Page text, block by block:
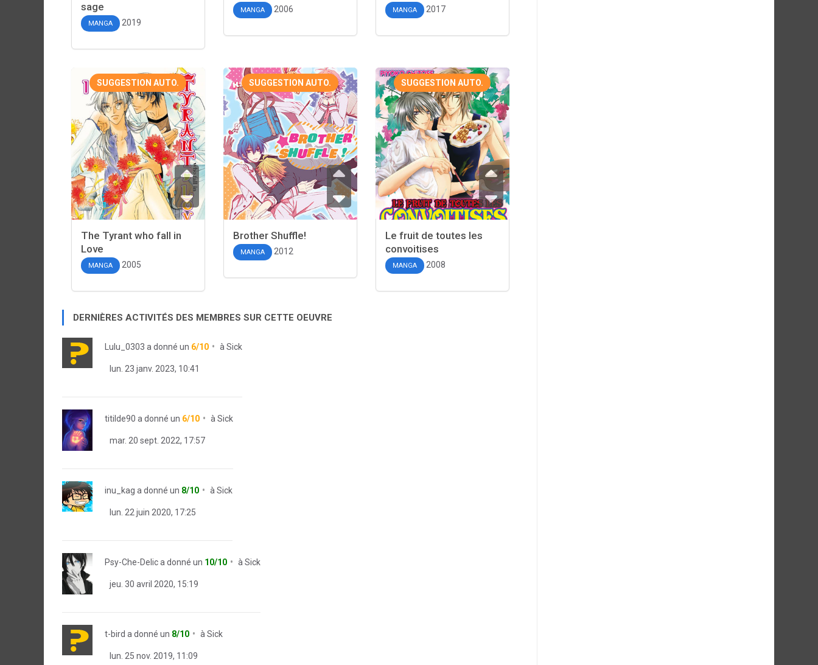
sage
MANGA 2019
MANGA 2006 MANGA 2017
SUGGESTION AUTO.
The Tyrant who fall in
Love
MANGA 2005
SUGGESTION AUTO.
Brother Shuffle!
MANGA 2012
SUGGESTION AUTO.
Le fruit de toutes les
convoitises
MANGA 2008
DERNIÈRES ACTIVITÉS DES MEMBRES SUR CETTE OEUVRE
Lulu_0303 a donné un 6/10 à Sick
lun. 23 janv. 2023, 10:41
titilde90 a donné un 6/10 à Sick
mar. 20 sept. 2022, 17:57
inu_kag a donné un 8/10 à Sick
lun. 22 juin 2020, 17:25
Psy-Che-Delica donné un 10/10 à Sick
jeu. 30 avril 2020, 15:19
t-bird a donné un 8/10 à Sick
lun. 25 nov. 2019, 11:09